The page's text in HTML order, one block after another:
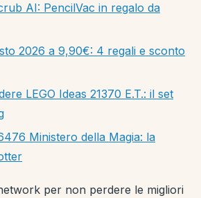
AI: PencilVac in regalo da
2026 a 9,90€: 4 regali e sconto
LEGO Ideas 21370 E.T.: il set
Ministero della Magia: la
per non perdere le migliori